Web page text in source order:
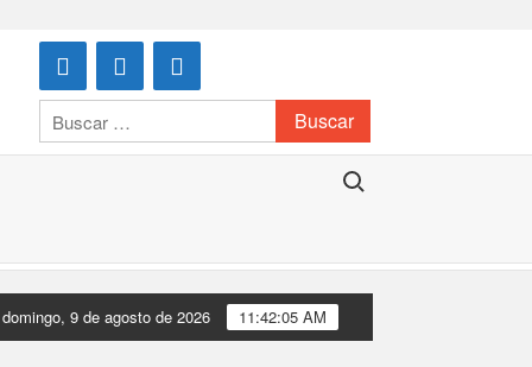
Buscar:
Buscar:
domingo, 9 de agosto de 2026 11:42:05 AM